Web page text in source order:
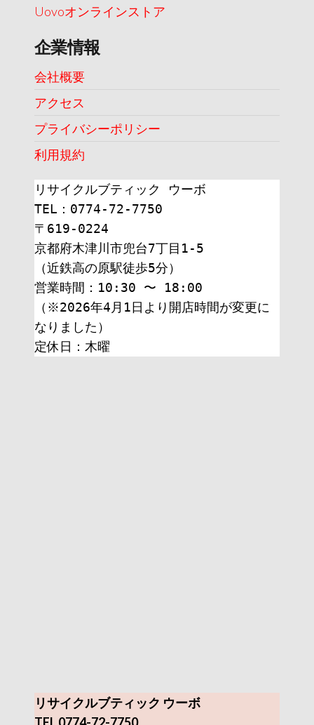
Uovoオンラインストア
企業情報
会社概要
アクセス
プライバシーポリシー
利用規約
リサイクルブティック ウーボ
TEL：0774-72-7750
〒619-0224
京都府木津川市兜台7丁目1-5
（近鉄高の原駅徒歩5分）
営業時間：10:30 〜 18:00
（※2026年4月1日より開店時間が変更に
なりました）
定休日：木曜
リサイクルブティック ウーボ